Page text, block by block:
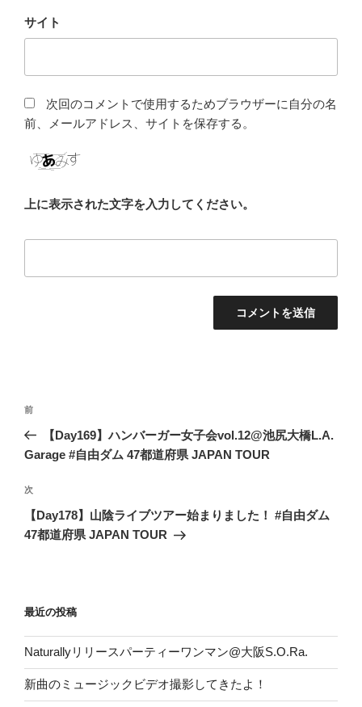
サイト
次回のコメントで使用するためブラウザーに自分の名
前、メールアドレス、サイトを保存する。
上に表示された文字を入力してください。
投
ナ
ゲ
ー
シ
前
の
投
前
【Day169】ハンバーガー女子会vol.12@池尻大橋L.A.
Garage #自由ダム 47都道府県 JAPAN TOUR
次
の
投
次
【Day178】山陰ライブツアー始まりました！ #自由ダム
47都道府県 JAPAN TOUR
最近の投稿
Naturallyリリースパーティーワンマン@大阪S.O.Ra.
新曲のミュージックビデオ撮影してきたよ！